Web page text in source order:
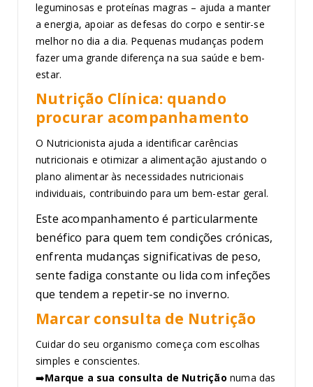
leguminosas e proteínas magras – ajuda a manter
a energia, apoiar as defesas do corpo e sentir-se
melhor no dia a dia. Pequenas mudanças podem
fazer uma grande diferença na sua saúde e bem-
estar.
Nutrição Clínica: quando
procurar acompanhamento
O Nutricionista ajuda a identificar carências
nutricionais e otimizar a alimentação ajustando o
plano alimentar às necessidades nutricionais
individuais, contribuindo para um bem-estar geral.
Este acompanhamento é particularmente
benéfico para quem tem condições crónicas,
enfrenta mudanças significativas de peso,
sente fadiga constante ou lida com infeções
que tendem a repetir-se no inverno.
Marcar consulta de Nutrição
Cuidar do seu organismo começa com escolhas
simples e conscientes.
➡️Marque a sua consulta de Nutrição numa das